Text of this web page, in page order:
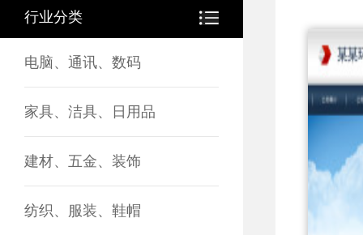
行业分类
电脑、通讯、数码
家具、洁具、日用品
建材、五金、装饰
纺织、服装、鞋帽